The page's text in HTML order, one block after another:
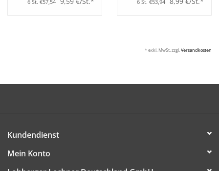
6 St. €57,54
6 St. €53,94
* exkl. MwSt. zzgl.Versandkosten
Kundendienst
Mein Konto